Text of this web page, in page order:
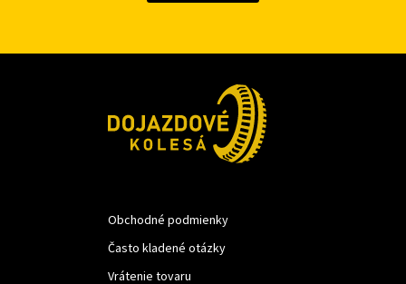
Obchodné podmienky
Často kladené otázky
Vrátenie tovaru